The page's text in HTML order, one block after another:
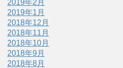
2019年2月
2019年1月
2018年12月
2018年11月
2018年10月
2018年9月
2018年8月